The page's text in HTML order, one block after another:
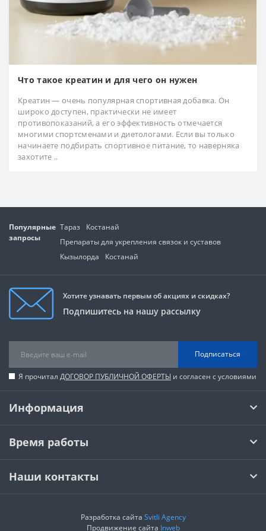
Что такое креатин и для чего он нужен
Креатин — очень популярная спортивная добавка. Он
широко доступен, практически не имеет
противопоказаний, а его эффективность отмечается
многими спортсменами и диетологами. Если вы только
начинаете подбирать спортивное питание, то наверняка
захотите ..
Популярные
запросы
Тараз
Костанай
Препараты для укрепления связок и суставов
Кызылорда
Костанай
Хотите узнавать первым об акциях и скидках?
Подпишитесь на нашу рассылку
Подписаться
Я прочитал ДОГОВОР ПУБЛИЧНОЙ ОФЕРТЫ и согласен с условиями
Информация
Время работы
Наши контакты
Разработка сайта Svitli Agency
Продвижение сайта Inweb